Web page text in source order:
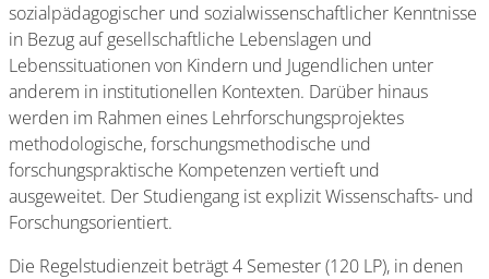
sozialpädagogischer und sozialwissenschaftlicher Kenntnisse
in Bezug auf gesellschaftliche Lebenslagen und
Lebenssituationen von Kindern und Jugendlichen unter
anderem in institutionellen Kontexten. Darüber hinaus
werden im Rahmen eines Lehrforschungsprojektes
methodologische, forschungsmethodische und
forschungspraktische Kompetenzen vertieft und
ausgeweitet. Der Studiengang ist explizit Wissenschafts- und
Forschungsorientiert.
Die Regelstudienzeit beträgt 4 Semester (120 LP), in denen